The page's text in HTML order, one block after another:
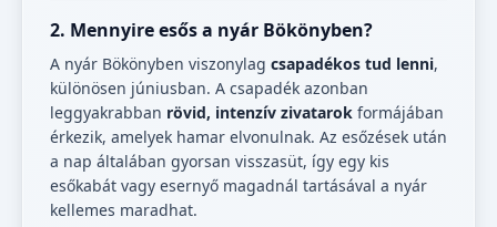
2. Mennyire esős a nyár Bökönyben?
A nyár Bökönyben viszonylag csapadékos tud lenni,
különösen júniusban. A csapadék azonban
leggyakrabban rövid, intenzív zivatarok formájában
érkezik, amelyek hamar elvonulnak. Az esőzések után
a nap általában gyorsan visszasüt, így egy kis
esőkabát vagy esernyő magadnál tartásával a nyár
kellemes maradhat.